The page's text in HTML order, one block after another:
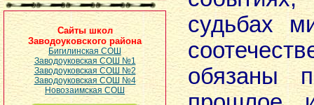
Сайты школ
Заводоуковского района
Бигилинская СОШ
Заводоуковская СОШ №1
Заводоуковская СОШ №2
Заводоуковская СОШ №4
Новозаимская СОШ
судьбах
обязаны